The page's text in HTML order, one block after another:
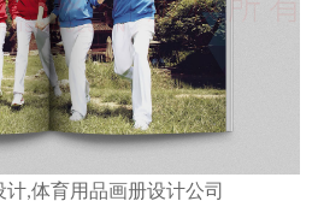
,体育用品画册设计公司